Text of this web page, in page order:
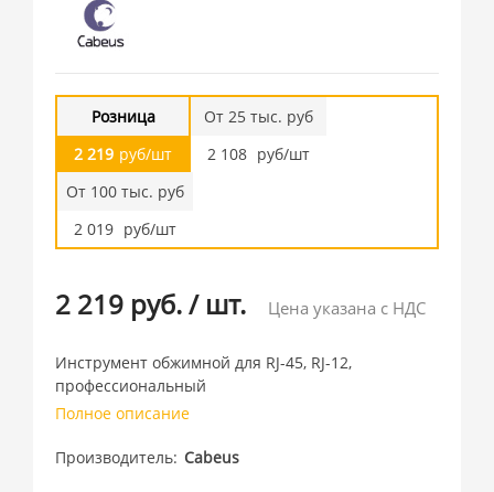
Розница
2 219 руб/шт
От 25 тыс. руб
2 108 руб/шт
От 100 тыс. руб
2 019 руб/шт
2 219 руб./ шт. Цена указана с НДС
Инструмент обжимной для RJ-45, RJ-12,
профессиональный
Полное описание
Производитель Cabeus